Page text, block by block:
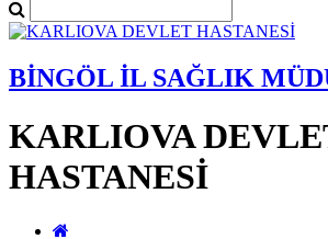
BİNGÖL İL SAĞLIK
KARLIOVA
HASTANESİ